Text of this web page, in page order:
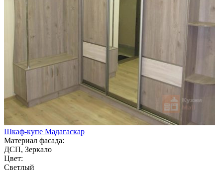
Шкаф-купе Мадагаскар
Материал фасада:
ДСП, Зеркало
Цвет:
Светлый